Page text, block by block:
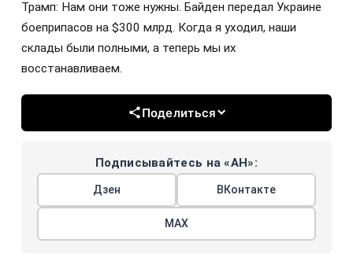
Трамп: Нам они тоже нужны. Байден передал Украине
боеприпасов на $300 млрд. Когда я уходил, наши
склады были полными, а теперь мы их
восстанавливаем.
Поделиться
Подписывайтесь на «АН»:
Дзен ВКонтакте
МАХ